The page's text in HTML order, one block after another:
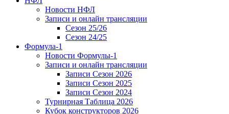
Новости НФЛ
Записи и онлайн трансляции
Сезон 25/26
Сезон 24/25
Формула-1
Новости Формулы-1
Записи и онлайн трансляции
Записи Сезон 2026
Записи Сезон 2025
Записи Сезон 2024
Турнирная Таблица 2026
Кубок конструкторов 2026